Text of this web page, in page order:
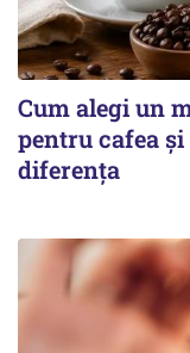
Cum alegi un
pentru cafea și
diferența